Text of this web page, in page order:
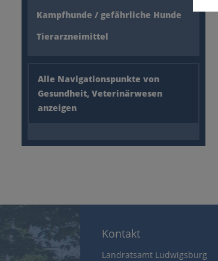
Kampfhunde / gefährliche Hunde
Tierarzneimittel
Alle Navigationspunkte von
Gesundheit, Veterinärwesen
anzeigen
Kontakt
Landratsamt Ludwigsburg